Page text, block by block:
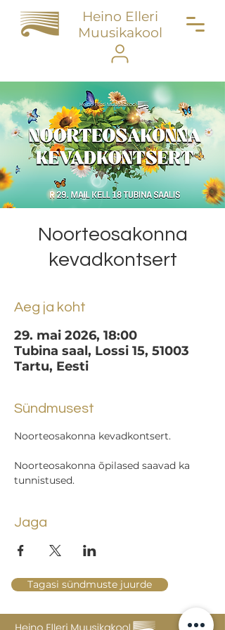
Heino Elleri
Muusikakool
Noorteosakonna
kevadkontsert
Aeg ja koht
29. mai 2026, 18:00
Tubina saal, Lossi 15, 51003
Tartu, Eesti
Sündmusest
Noorteosakonna kevadkontsert.
Noorteosakonna õpilased saavad ka
tunnistused.
Jaga
Tagasi sündmuste juurde